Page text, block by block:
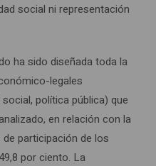
social ni representación
ha sido diseñada toda la
legales
política pública) que
en relación con la
participación de los
por ciento. La